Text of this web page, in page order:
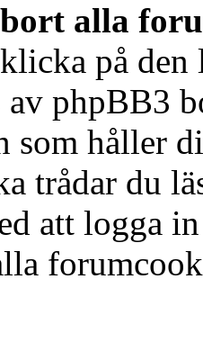
alla
på den
av phpBB3
som håller
trådar du
att logga